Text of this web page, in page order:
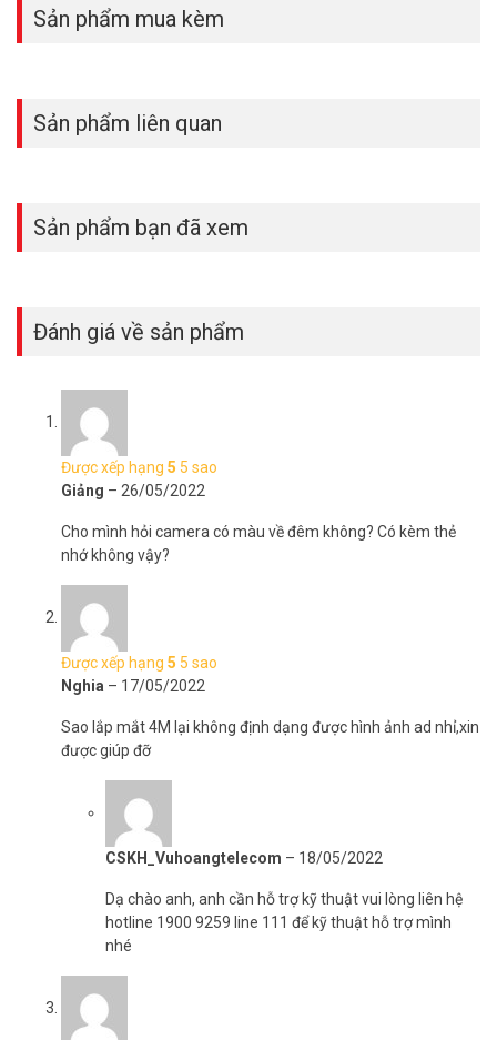
Sản phẩm mua kèm
Sản phẩm liên quan
Sản phẩm bạn đã xem
Đánh giá về sản phẩm
Được xếp hạng 5 5 sao
Giảng – 26/05/2022
Cho mình hỏi camera có màu về đêm không? Có kèm thẻ
nhớ không vậy?
Được xếp hạng 5 5 sao
Nghia – 17/05/2022
Sao lắp mắt 4M lại không định dạng được hình ảnh ad nhỉ,xin
được giúp đỡ
CSKH_Vuhoangtelecom – 18/05/2022
Dạ chào anh, anh cần hỗ trợ kỹ thuật vui lòng liên hệ
hotline 1900 9259 line 111 để kỹ thuật hỗ trợ mình
nhé